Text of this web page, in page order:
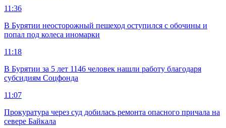
11:36
В Бурятии неосторожный пешеход оступился с обочины и
попал под колеса иномарки
11:18
В Бурятии за 5 лет 1146 человек нашли работу благодаря
субсидиям Соцфонда
11:07
Прокуратура через суд добилась ремонта опасного причала на
севере Байкала